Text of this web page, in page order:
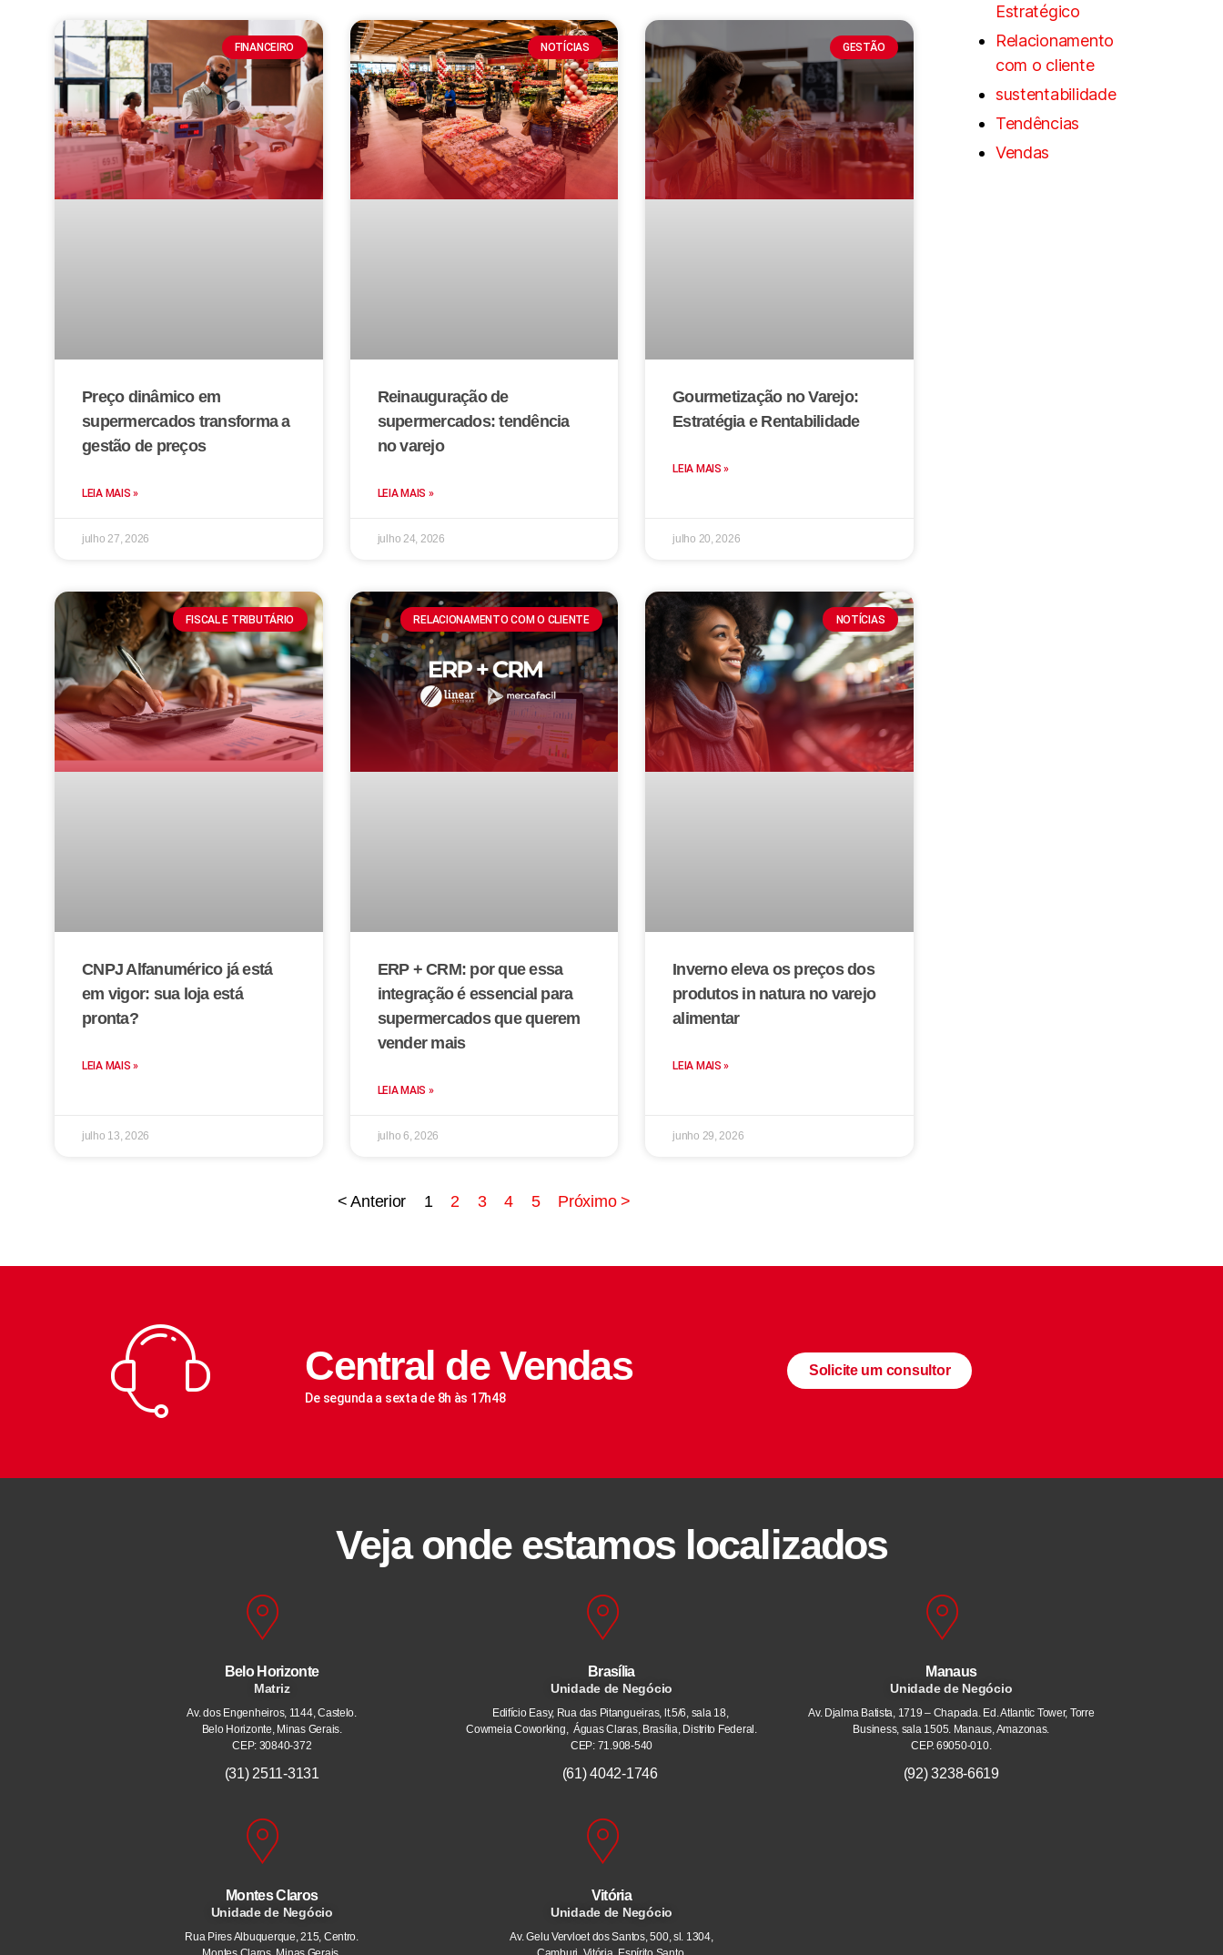
FINANCEIRO
Preço dinâmico em
supermercados transforma a
gestão de preços
LEIA MAIS »
julho 27, 2026
NOTÍCIAS
Reinauguração de
supermercados: tendência
no varejo
LEIA MAIS »
julho 24, 2026
GESTÃO
Gourmetização no Varejo:
Estratégia e Rentabilidade
LEIA MAIS »
julho 20, 2026
FISCAL E TRIBUTÁRIO
CNPJ Alfanumérico já está
em vigor: sua loja está
pronta?
LEIA MAIS »
julho 13, 2026
RELACIONAMENTO COM O CLIENTE
ERP + CRM: por que essa
integração é essencial para
supermercados que querem
vender mais
LEIA MAIS »
julho 6, 2026
NOTÍCIAS
Inverno eleva os preços dos
produtos in natura no varejo
alimentar
LEIA MAIS »
junho 29, 2026
< Anterior 1 2 3 4 5 Próximo >
Estratégico
Relacionamento
com o cliente
sustentabilidade
Tendências
Vendas
Central de Vendas
De segunda a sexta de 8h às 17h48
Solicite um consultor
Veja onde estamos localizados
Belo Horizonte
Matriz
Av. dos Engenheiros, 1144, Castelo.
Belo Horizonte, Minas Gerais.
CEP: 30840-372
(31) 2511-3131
Montes Claros
Unidade de Negócio
Rua Pires Albuquerque, 215, Centro.
Brasília
Unidade de Negócio
Edifício Easy, Rua das Pitangueiras, lt.5/6, sala 18,
Cowmeia Coworking, Águas Claras, Brasília, Distrito Federal.
CEP: 71.908-540
(61) 4042-1746
Vitória
Unidade de Negócio
Av. Gelu Vervloet dos Santos, 500, sl. 1304,
Manaus
Unidade de Negócio
Av. Djalma Batista, 1719 – Chapada. Ed. Atlantic Tower, Torre
Business, sala 1505. Manaus, Amazonas.
CEP. 69050-010.
(92) 3238-6619